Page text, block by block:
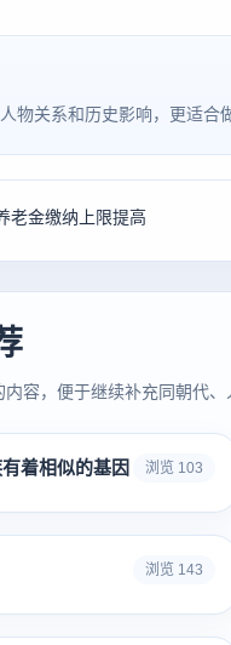
物关系和历史影响，更适合
老金缴纳上限提高
容，便于继续补充同朝代、
着相似的基因 浏览 103
浏览 143